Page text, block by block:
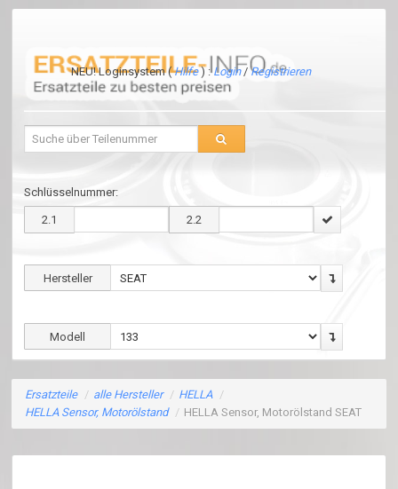
NEU! Loginsystem (Hilfe) :Login/Registrieren
Schlüsselnummer:
2.1 2.2
Hersteller
Modell
Ersatzteile / alle Hersteller / HELLA /
HELLA Sensor, Motorölstand / HELLA Sensor, Motorölstand SEAT